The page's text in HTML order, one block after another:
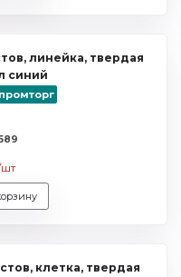
линейка, твердая
синий
клетка, твердая